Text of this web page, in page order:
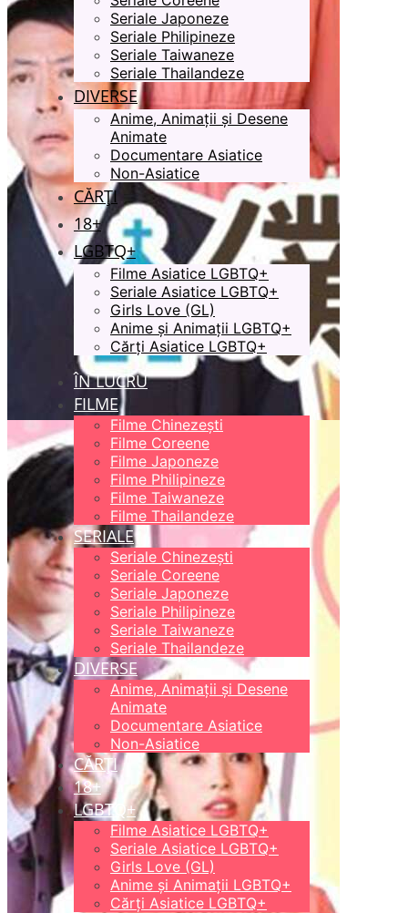
Seriale Japoneze
Seriale Philipineze
Seriale Taiwaneze
Seriale Thailandeze
DIVERSE
Anime, Animații și Desene
Animate
Documentare Asiatice
Non-Asiatice
CĂRȚI
18+
LGBTQ+
Filme Asiatice LGBTQ+
Seriale Asiatice LGBTQ+
Girls Love (GL)
Anime și Animații LGBTQ+
Cărți Asiatice LGBTQ+
ÎN LUCRU
FILME
Filme Chinezești
Filme Coreene
Filme Japoneze
Filme Philipineze
Filme Taiwaneze
Filme Thailandeze
SERIALE
Seriale Chinezești
Seriale Coreene
Seriale Japoneze
Seriale Philipineze
Seriale Taiwaneze
Seriale Thailandeze
DIVERSE
Anime, Animații și Desene
Animate
Documentare Asiatice
Non-Asiatice
CĂRȚI
18+
LGBTQ+
Filme Asiatice LGBTQ+
Seriale Asiatice LGBTQ+
Girls Love (GL)
Anime și Animații LGBTQ+
Cărți Asiatice LGBTQ+